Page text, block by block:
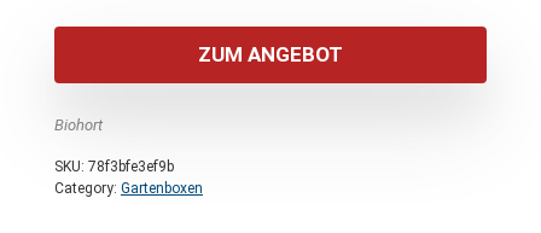
ZUM ANGEBOT
Biohort
SKU: 78f3bfe3ef9b
Category: Gartenboxen